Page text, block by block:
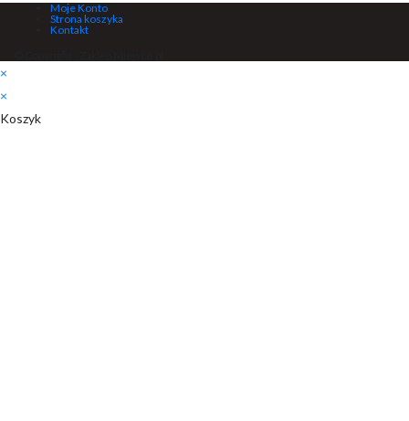
Moje Konto
Strona koszyka
Kontakt
×
×
Koszyk